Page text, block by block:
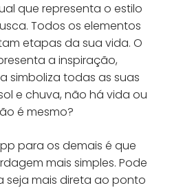
que representa o estilo
Todos os elementos
etapas da sua vida. O
a inspiração,
simboliza todas as suas
e chuva, não há vida ou
é mesmo?
para os demais é que
mais simples. Pode
seja mais direta ao ponto